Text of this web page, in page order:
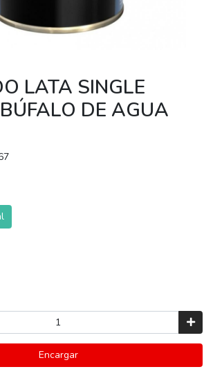
LATA SINGLE
DE AGUA
Encargar